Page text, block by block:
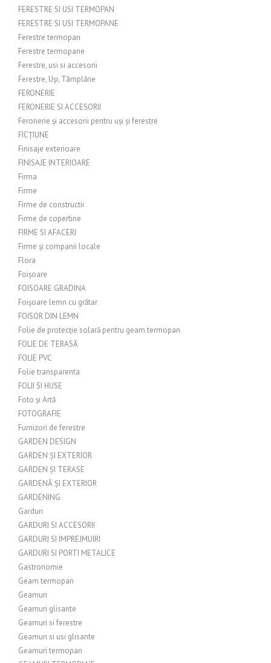
FERESTRE SI USI TERMOPAN
FERESTRE SI USI TERMOPANE
Ferestre termopan
Ferestre termopane
Ferestre, usi si accesorii
Ferestre, Uși, Tâmplărie
FERONERIE
FERONERIE SI ACCESORII
Feronerie și accesorii pentru uși și ferestre
FICȚIUNE
Finisaje exterioare
FINISAJE INTERIOARE
Firma
Firme
Firme de constructii
Firme de copertine
FIRME SI AFACERI
Firme și companii locale
Flora
Foișoare
FOISOARE GRADINA
Foișoare lemn cu grătar
FOISOR DIN LEMN
Folie de protecție solară pentru geam termopan
FOLIE DE TERASĂ
FOLIE PVC
Folie transparenta
FOLII SI HUSE
Foto și Artă
FOTOGRAFIE
Furnizori de ferestre
GARDEN DESIGN
GARDEN ȘI EXTERIOR
GARDEN ȘI TERASE
GARDENĂ ȘI EXTERIOR
GARDENING
Garduri
GARDURI SI ACCESORII
GARDURI SI IMPREJMUIRI
GARDURI SI PORTI METALICE
Gastronomie
Geam termopan
Geamuri
Geamuri glisante
Geamuri si ferestre
Geamuri si usi glisante
Geamuri termopan